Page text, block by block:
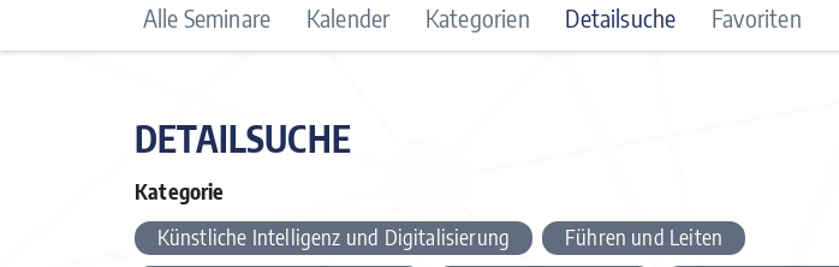
Alle Seminare Kalender Kategorien Detailsuche Favoriten
DETAILSUCHE
Kategorie
Künstliche Intelligenz und Digitalisierung
Führen und Leiten